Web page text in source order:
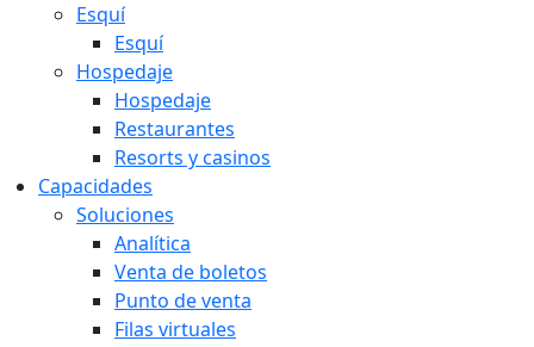
Esquí
Esquí
Hospedaje
Hospedaje
Restaurantes
Resorts y casinos
Capacidades
Soluciones
Analítica
Venta de boletos
Punto de venta
Filas virtuales